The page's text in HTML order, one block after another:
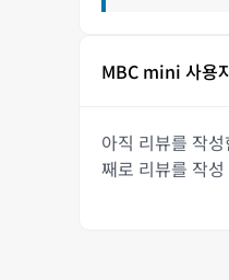
MBC mini 사용
아직 리뷰를 작
째로 리뷰를 작